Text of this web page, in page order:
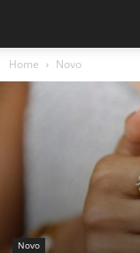
Home Novo
Novo